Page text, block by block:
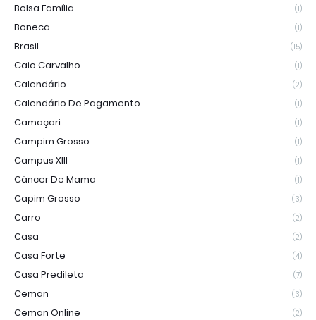
Bolsa Família (1)
Boneca (1)
Brasil (15)
Caio Carvalho (1)
Calendário (2)
Calendário De Pagamento (1)
Camaçari (1)
Campim Grosso (1)
Campus XIII (1)
Câncer De Mama (1)
Capim Grosso (3)
Carro (2)
Casa (2)
Casa Forte (4)
Casa Predileta (7)
Ceman (3)
Ceman Online (2)